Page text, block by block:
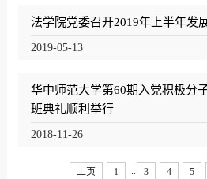
法学院党委召开2019年上半年发
2019-05-13
华中师范大学第60期入党积极分
班典礼顺利举行
2018-11-26
上页 1 ... 3 4 5